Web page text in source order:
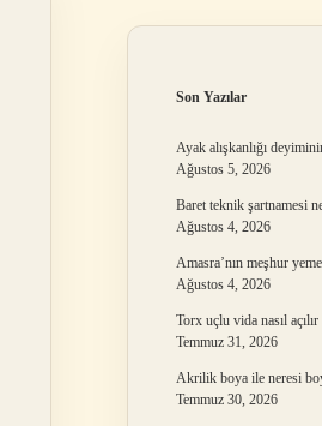
Son Yazılar
Ayak alışkanlığı
Ağustos 5, 2026
Baret teknik şartnamesi
Ağustos 4, 2026
Amasra’nın meşhur
Ağustos 4, 2026
Torx uçlu vida nasıl açılır
Temmuz 31, 2026
Akrilik boya ile neresi
Temmuz 30, 2026